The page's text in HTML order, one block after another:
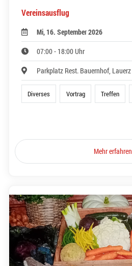
Vereinsausflug
Mi, 16. September 2026
07:00 - 18:00 Uhr
Parkplatz Rest. Bauernhof, Lauerz
Diverses Vortrag Treffen
Mehr erfahren